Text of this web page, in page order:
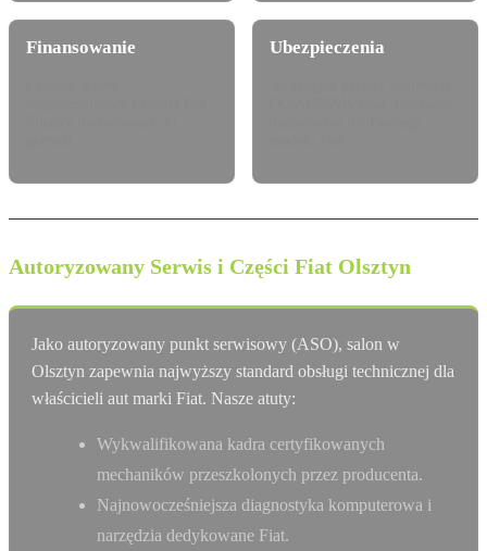
Finansowanie Ubezpieczenia
Autoryzowany Serwis i Części Fiat Olsztyn
Jako autoryzowany punkt serwisowy (ASO), salon w
Olsztyn zapewnia najwyższy standard obsługi technicznej dla
właścicieli aut marki Fiat. Nasze atuty:
Wykwalifikowana kadra certyfikowanych
mechaników przeszkolonych przez producenta.
Najnowocześniejsza diagnostyka komputerowa i
narzędzia dedykowane Fiat.